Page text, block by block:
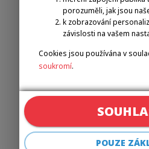
porozuměli, jak jsou
k zobrazování
závislosti na vašem
Cookies jsou používána v
soukromí.
POUZE